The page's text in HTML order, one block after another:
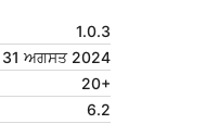
1.0.3
31 ਅਗਸਤ 2024
20+
6.2